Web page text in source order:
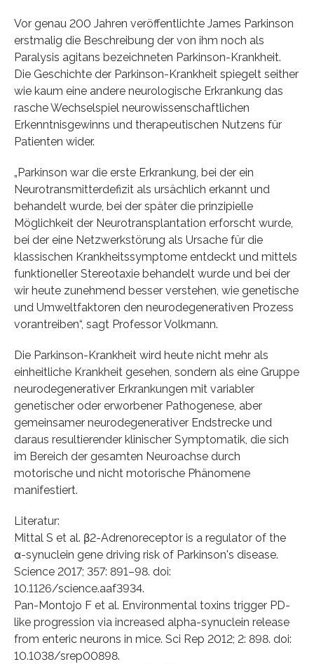
Vor genau 200 Jahren veröffentlichte James Parkinson
erstmalig die Beschreibung der von ihm noch als
Paralysis agitans bezeichneten Parkinson-Krankheit.
Die Geschichte der Parkinson-Krankheit spiegelt seither
wie kaum eine andere neurologische Erkrankung das
rasche Wechselspiel neurowissenschaftlichen
Erkenntnisgewinns und therapeutischen Nutzens für
Patienten wider.
„Parkinson war die erste Erkrankung, bei der ein
Neurotransmitterdefizit als ursächlich erkannt und
behandelt wurde, bei der später die prinzipielle
Möglichkeit der Neurotransplantation erforscht wurde,
bei der eine Netzwerkstörung als Ursache für die
klassischen Krankheitssymptome entdeckt und mittels
funktioneller Stereotaxie behandelt wurde und bei der
wir heute zunehmend besser verstehen, wie genetische
und Umweltfaktoren den neurodegenerativen Prozess
vorantreiben“, sagt Professor Volkmann.
Die Parkinson-Krankheit wird heute nicht mehr als
einheitliche Krankheit gesehen, sondern als eine Gruppe
neurodegenerativer Erkrankungen mit variabler
genetischer oder erworbener Pathogenese, aber
gemeinsamer neurodegenerativer Endstrecke und
daraus resultierender klinischer Symptomatik, die sich
im Bereich der gesamten Neuroachse durch
motorische und nicht motorische Phänomene
manifestiert.
Literatur:
Mittal S et al. β2-Adrenoreceptor is a regulator of the
α-synuclein gene driving risk of Parkinson's disease.
Science 2017; 357: 891–98. doi:
10.1126/science.aaf3934.
Pan-Montojo F et al. Environmental toxins trigger PD-
like progression via increased alpha-synuclein release
from enteric neurons in mice. Sci Rep 2012; 2: 898. doi:
10.1038/srep00898.